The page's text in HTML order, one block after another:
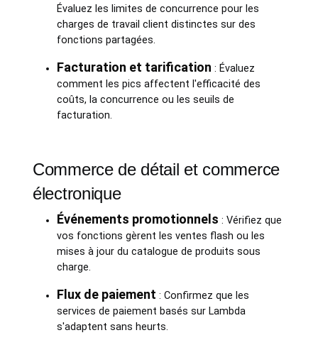
Évaluez les limites de concurrence pour les
charges de travail client distinctes sur des
fonctions partagées.
Facturation et tarification : Évaluez
comment les pics affectent l'efficacité des
coûts, la concurrence ou les seuils de
facturation.
Commerce de détail et commerce
électronique
Événements promotionnels : Vérifiez que
vos fonctions gèrent les ventes flash ou les
mises à jour du catalogue de produits sous
charge.
Flux de paiement : Confirmez que les
services de paiement basés sur Lambda
s'adaptent sans heurts.